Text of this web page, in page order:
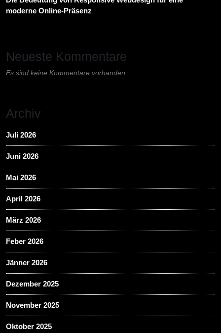
moderne Online-Präsenz
Neueste Kommentare
Es sind keine Kommentare vorhanden.
Archiv
Juli 2026
Juni 2026
Mai 2026
April 2026
März 2026
Feber 2026
Jänner 2026
Dezember 2025
November 2025
Oktober 2025